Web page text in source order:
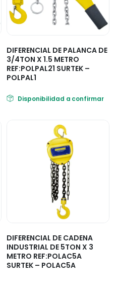
DIFERENCIAL DE PALANCA DE
3/4TON X 1.5 METRO
REF:POLPAL21 SURTEK –
POLPAL1
Disponibilidad a confirmar
DIFERENCIAL DE CADENA
INDUSTRIAL DE 5TON X 3
METRO REF:POLAC5A
SURTEK – POLAC5A